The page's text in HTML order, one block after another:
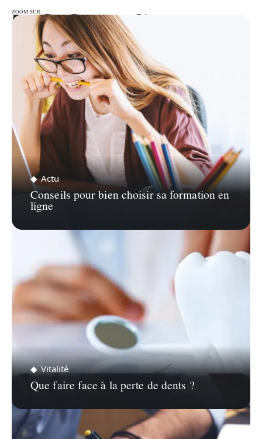
ZOOM SUR…
ZOOM SUR…
Actu
Conseils pour bien choisir sa formation en
ligne
Vitalité
Que faire face à la perte de dents ?